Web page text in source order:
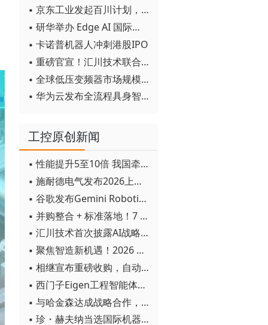
▪ 京东工业发起百川计划， 构建工业大模型新生态
▪ 研华举办 Edge AI 国际论坛
▪ 卡诺普机器人冲刺港股IPO
▪ 重磅官宣！汇川技术联合发起 D12 联盟，开创产教融合新范式
▪ 全球低压变频器市场规模2030年将超170亿美元
▪ 华为云发布全流程具身智能开发平台CloudRobo
工控原创新闻
▪ 性能提升5至10倍 我国牵头制定的WiTSnet工业以太网国际标准正式发布
▪ 施耐德电气发布2026上半年可持续发展成绩单 "Impact 2030"路线图开局稳健
▪ 谷歌发布Gemini Robotics 2模型 实现人形机器人全身智能控制突破
▪ 并购整合 + 标准落地！7 月工业自动化产业动态速递
▪ 汇川技术首次披露AI战略进展：从两个方面推动“AI业务化”落地
▪ 聚焦智造新机遇！2026 青岛数字化及智能制造技术论坛圆满落幕
▪ 相继宣布重磅收购，自动化巨头新一轮并购潮剑指何方？
▪ 西门子Eigen工程智能体落地中国，工业AI跨越物理世界“确定性”拐点
▪ 与哈金森达成战略合作，乐聚机器人何以持续获得工业巨头青睐？
▪ 珍・赫夫纳当选国际机器人联合会新任主席